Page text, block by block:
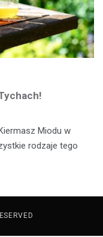
Miodu w
rodzaje tego